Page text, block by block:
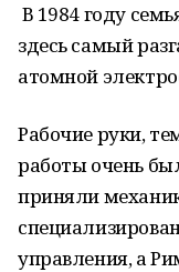
В 1984 году
здесь самый
атомной
Рабочие руки,
работы очень
приняли
управления, а